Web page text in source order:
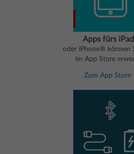
Apps fürs
oder iPhone® können
im App Store
Zum App Store